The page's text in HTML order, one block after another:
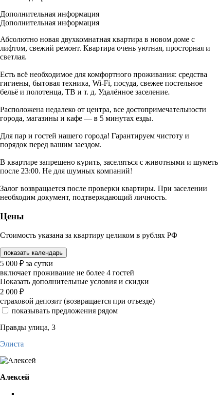
Дополнительная информация
Дополнительная информация
Абсолютно новая двухкомнатная квартира в новом доме с
лифтом, свежий ремонт. Квартира очень уютная, просторная и
светлая.
Есть всё необходимое для комфортного проживания: средства
гигиены, бытовая техника, Wi-Fi, посуда, свежее постельное
бельё и полотенца, ТВ и т. д. Удалённое заселение.
Расположена недалеко от центра, все достопримечательности
города, магазины и кафе — в 5 минутах езды.
Для пар и гостей нашего города! Гарантируем чистоту и
порядок перед вашим заездом.
В квартире запрещено курить, заселяться с животными и шуметь
после 23:00. Не для шумных компаний!
Залог возвращается после проверки квартиры. При заселении
необходим документ, подтверждающий личность.
Цены
Стоимость указана за квартиру целиком в рублях РФ
показать календарь
5 000 ₽ за сутки
включает проживание не более 4 гостей
Показать дополнительные условия и скидки
2 000 ₽
страховой депозит (возвращается при отъезде)
показывать предложения рядом
Правды улица, 3
Элиста
Алексей